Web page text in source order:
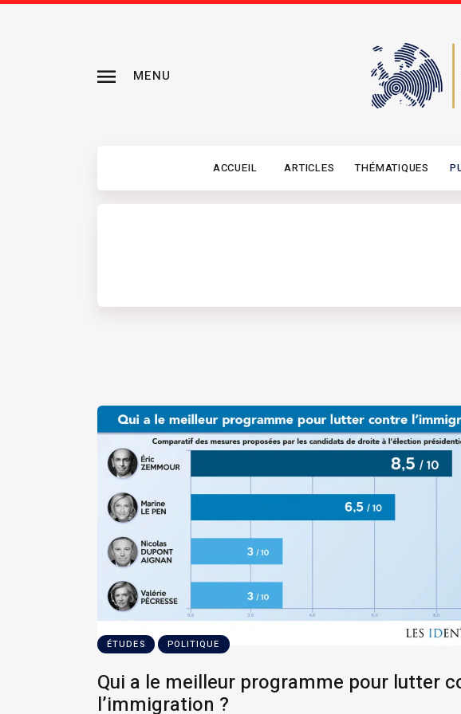
MENU
ACCUEIL ARTICLES THÉMATIQUES
ÉTUDES POLITIQUE
Qui a le meilleur programme pour lutter
l’immigration ?